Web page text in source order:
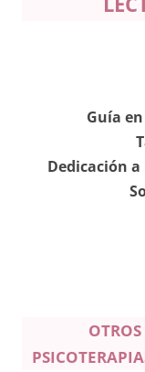
Guía
Dedicación